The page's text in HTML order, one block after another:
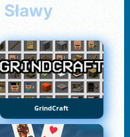
Sławy
GrindCraft